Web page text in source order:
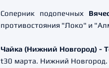
Соперник подопечных
противостояния "Локо" и
Чайка (Нижний Новгород) -
t30 марта. Нижний